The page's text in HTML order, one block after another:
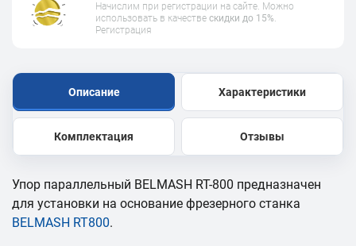
Начислим при регистрации на сайте. Можно
использовать в качестве скидки до 15%.
Регистрация
Описание Характеристики
Комплектация Отзывы
Упор параллельный BELMASH RT-800 предназначен
для установки на основание фрезерного станка
BELMASH RT800.